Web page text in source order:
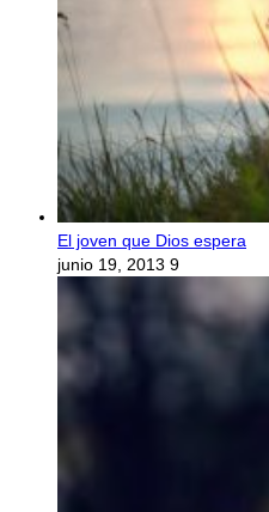
El joven que Dios espera
junio 19, 2013 9